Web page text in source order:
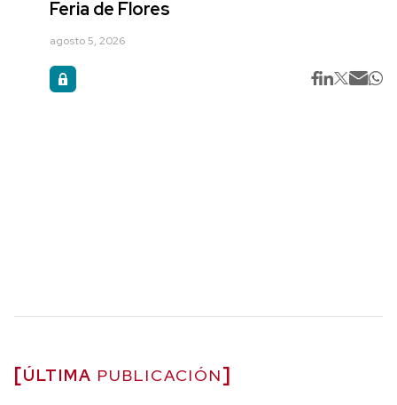
Feria de Flores
agosto 5, 2026
ÚLTIMA PUBLICACIÓN